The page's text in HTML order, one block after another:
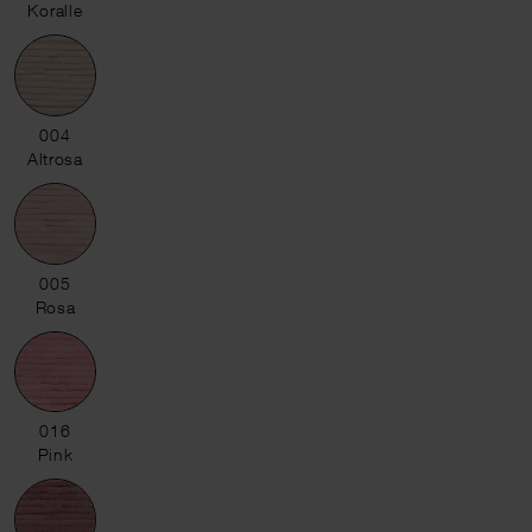
Koralle
004 Altrosa
004
Altrosa
005 Rosa
005
Rosa
016 Pink
016
Pink